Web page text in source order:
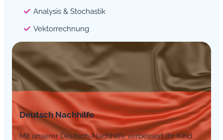
Analysis & Stochastik
Vektorrechnung
Deutsch Nachhilfe
Mit unserer Deutsch-Nachhilfe verbessert Ihr Kind